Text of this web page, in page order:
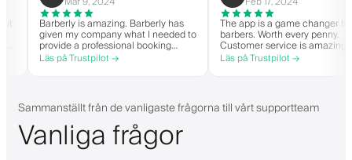
it
Barberly is amazing. Barberly has
given my company what I needed to
provide a professional booking
experience for my clients. Their
team has been exceptional,
Läs på Trustpilot →
The app is a game
barbers. Worth every
Customer service is
helps with everything or
they need. Definitely
Läs på Trustpilot →
Sammanställt från de vanligaste frågorna till vårt supportteam
Vanliga frågor